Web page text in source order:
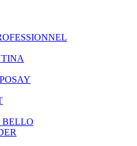
BELLO